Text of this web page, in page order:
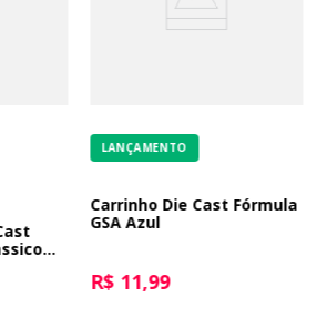
LANÇAMENTO
Carrinho Die Cast Fórmula
GSA Azul
R$ 11,99